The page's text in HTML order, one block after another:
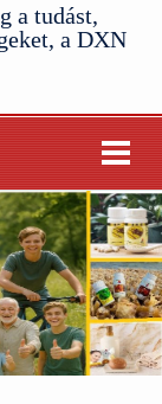
a tudást,
a DXN